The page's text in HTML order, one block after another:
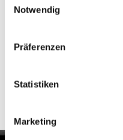
Notwendig
Präferenzen
Statistiken
Marketing
Diese Webseite ist ein